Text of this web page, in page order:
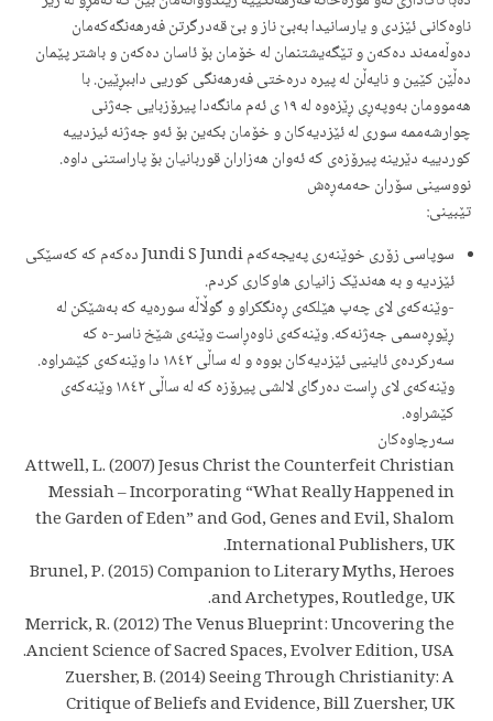
ناوەکانی ئێزدی و یارسانیدا بەبێ ناز و بێ قەدرگرتن فەرهەنگەکەمان
دەوڵەمەند دەکەن و تێگەیشتنمان لە خۆمان بۆ ئاسان دەکەن و باشتر پێمان
دەڵێن کێین و نایەڵن لە پیرە درەختی فەرهەنگی کوریی داببڕێین. با
هەموومان بەوپەڕی ڕێزەوە لە ١٩ ی ئەم مانگەدا پیرۆزبایی جەژنی
چوارشەممە سوری لە ئێزدیەکان و خۆمان بکەین بۆ ئەو جەژنە ئیزدییە
کوردییە دێرینە پیرۆزەی کە ئەوان هەزاران قوربانیان بۆ پاراستنی داوە.
نووسینی سۆران حەمەڕەش
تێبینی:
سوپاسی زۆری خوێنەری پەیجەکەم Jundi S Jundi دەکەم کە کەسێکی
ئێزدیە و بە هەندێک زانیاری هاوکاری کردم.
-وێنەکەی لای چەپ هێلکەی ڕەنگکراو و گوڵاڵە سورەیە کە بەشێکن لە
ڕێوڕەسمی جەژنەکە. وێنەکەی ناوەڕاست وێنەی شێخ ناسر-ە کە
سەرکردەی ئاینیی ئێزدیەکان بووە و لە ساڵی ١٨٤٢ دا وێنەکەی کێشراوە.
وێنەکەی لای ڕاست دەرگای لالشی پیرۆزە کە لە ساڵی ١٨٤٢ وێنەکەی
کێشراوە.
سەرچاوەکان
Attwell, L. (2007) Jesus Christ the Counterfeit Christian
Messiah – Incorporating “What Really Happened in
the Garden of Eden” and God, Genes and Evil, Shalom
International Publishers, UK.
Brunel, P. (2015) Companion to Literary Myths, Heroes
and Archetypes, Routledge, UK.
Merrick, R. (2012) The Venus Blueprint: Uncovering the
Ancient Science of Sacred Spaces, Evolver Edition, USA.
Zuersher, B. (2014) Seeing Through Christianity: A
Critique of Beliefs and Evidence, Bill Zuersher, UK